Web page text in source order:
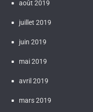
août 2019
juillet 2019
juin 2019
mai 2019
avril 2019
mars 2019